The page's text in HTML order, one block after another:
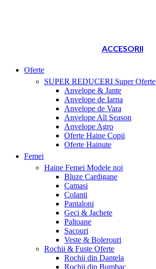
ACCESORII
Oferte
SUPER REDUCERI Super Oferte
Anvelope & Jante
Anvelope de Iarna
Anvelope de Vara
Anvelope All Season
Anvelope Agro
Oferte Haine Copii
Oferte Hainute
Femei
Haine Femei Modele noi
Bluze Cardigane
Camasi
Colanti
Pantaloni
Geci & Jachete
Paltoane
Sacouri
Veste & Bolerouri
Rochii & Fuste Oferte
Rochii din Dantela
Rochii din Bumbac